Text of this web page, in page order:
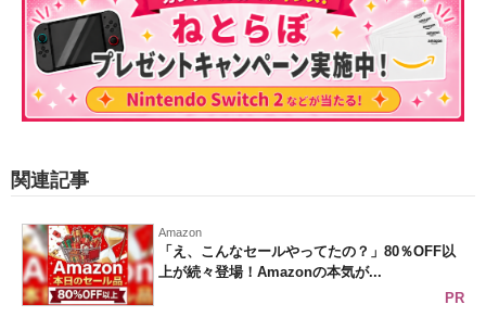
関連記事
Amazon
「え、こんなセールやってたの？」80％OFF以
上が続々登場！Amazonの本気が...
PR